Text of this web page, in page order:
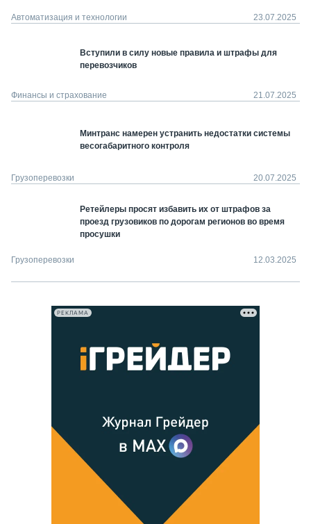
Автоматизация и технологии 23.07.2025
Вступили в силу новые правила и штрафы для
перевозчиков
Финансы и страхование 21.07.2025
Минтранс намерен устранить недостатки системы
весогабаритного контроля
Грузоперевозки 20.07.2025
Ретейлеры просят избавить их от штрафов за
проезд грузовиков по дорогам регионов во время
просушки
Грузоперевозки 12.03.2025
РЕКЛАМА